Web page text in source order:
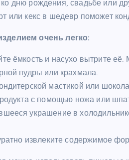
дню рождения, свадьбе или
или кекс в шедевр поможет
очень легко:
ёмкость и насухо вытрите
пудры или крахмала.
мастикой или
с помощью ножа или
украшение в
извлеките содержимое